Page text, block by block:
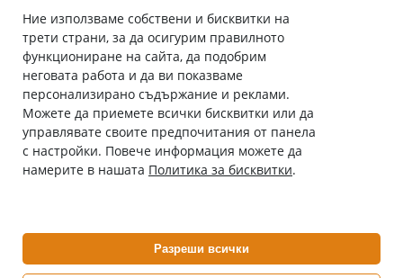
Абонирай се за нашия бюлетин
С абонамента се съгласявам сПолитиката за лични данни.
Онлайн аптека, част от аптеки „Ванчева“
ePharm е лицензирана онлайн аптека от
Изпълнителна Агенция по Лекарствата
Ние използваме собствени и бисквитки на
трети страни, за да осигурим правилното
функциониране на сайта, да подобрим
неговата работа и да ви показваме
персонализирано съдържание и реклами.
Можете да приемете всички бисквитки или да
управлявате своите предпочитания от панела
с настройки. Повече информация можете да
намерите в нашата Политика за бисквитки.
Разреши всички